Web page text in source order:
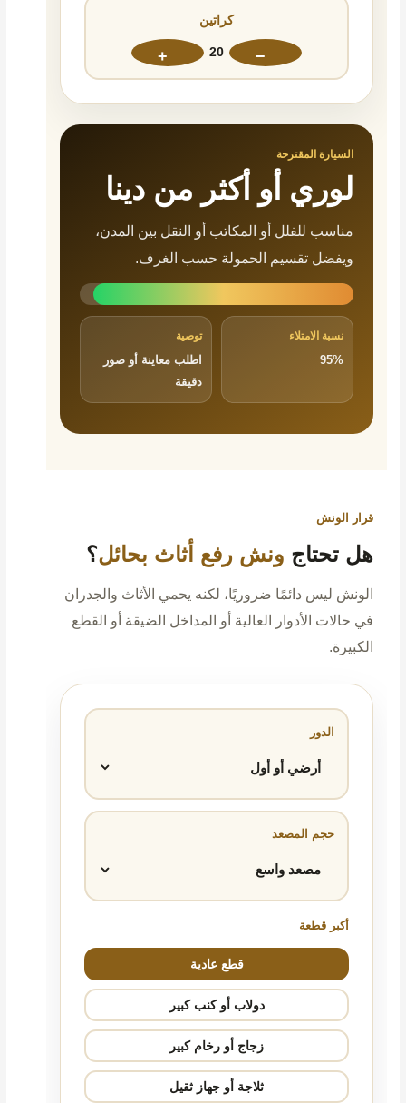
كراتين
−
20
+
السيارة المقترحة
لوري أو أكثر من دينا
مناسب للفلل أو المكاتب أو النقل بين المدن،
ويفضل تقسيم الحمولة حسب الغرف.
نسبة الامتلاء
95%
توصية
اطلب معاينة أو صور
دقيقة
قرار الونش
هل تحتاج ونش رفع أثاث بحائل؟
الونش ليس دائمًا ضروريًا، لكنه يحمي الأثاث والجدران
في حالات الأدوار العالية أو المداخل الضيقة أو القطع
الكبيرة.
الدور
حجم المصعد
أكبر قطعة
قطع عادية
دولاب أو كنب كبير
زجاج أو رخام كبير
ثلاجة أو جهاز ثقيل